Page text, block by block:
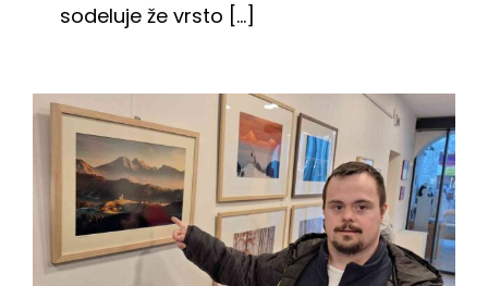
sodeluje že vrsto [...]